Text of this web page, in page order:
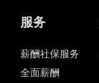
服务
薪酬社保服务
全面薪酬